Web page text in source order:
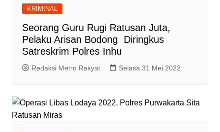
KRIMINAL
Seorang Guru Rugi Ratusan Juta,
Pelaku Arisan Bodong Diringkus
Satreskrim Polres Inhu
Redaksi Metro Rakyat Selasa 31 Mei 2022